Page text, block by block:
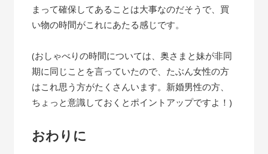
まって確保してあることは大事なのだそうで、買
い物の時間がこれにあたる感じです。
(おしゃべりの時間については、奥さまと妹が非同
期に同じことを言っていたので、たぶん女性の方
はこれ思う方がたくさんいます。新婚男性の方、
ちょっと意識しておくとポイントアップですよ！)
おわりに